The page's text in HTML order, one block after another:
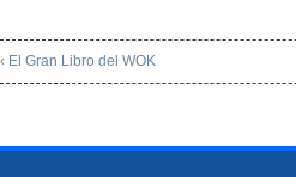
‹ El Gran Libro del WOK